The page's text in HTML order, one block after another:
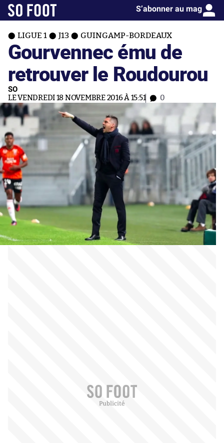
S’abonner au mag
LIGUE 1 J13 GUINGAMP-BORDEAUX
Gourvennec ému de
retrouver le Roudourou
SO
LE VENDREDI 18 NOVEMBRE 2016 À 15:51 0